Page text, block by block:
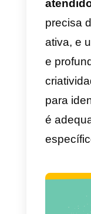
está
Mas,